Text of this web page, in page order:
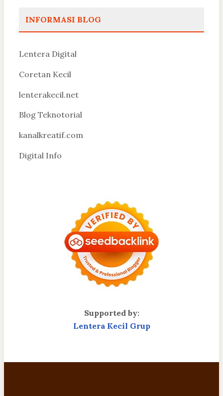
INFORMASI BLOG
Lentera Digital
Coretan Kecil
lenterakecil.net
Blog Teknotorial
kanalkreatif.com
Digital Info
Supported by:
Lentera Kecil Grup